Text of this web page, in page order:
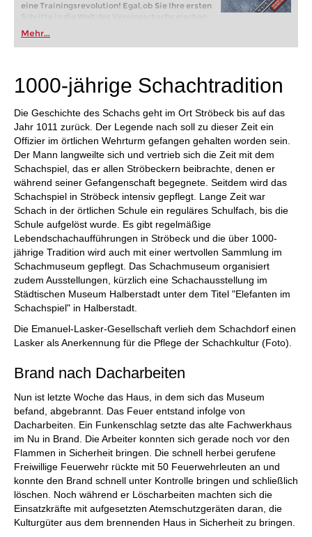
eine Trainingsrevolution! Egal, ob Sie Ihre ersten
Schritte in die Welt des Vereinsschachs machen
oder bereits auf Turnierniveau spielen: Mit
FRITZ trainieren Sie effizienter, intelligenter und
individueller als je zuvor.
Mehr...
1000-jährige Schachtradition
Die Geschichte des Schachs geht im Ort Ströbeck bis auf das
Jahr 1011 zurück. Der Legende nach soll zu dieser Zeit ein
Offizier im örtlichen Wehrturm gefangen gehalten worden sein.
Der Mann langweilte sich und vertrieb sich die Zeit mit dem
Schachspiel, das er allen Ströbeckern beibrachte, denen er
während seiner Gefangenschaft begegnete. Seitdem wird das
Schachspiel in Ströbeck intensiv gepflegt. Lange Zeit war
Schach in der örtlichen Schule ein reguläres Schulfach, bis die
Schule aufgelöst wurde. Es gibt regelmäßige
Lebendschachaufführungen in Ströbeck und die über 1000-
jährige Tradition wird auch mit einer wertvollen Sammlung im
Schachmuseum gepflegt. Das Schachmuseum organisiert
zudem Ausstellungen, kürzlich eine Schachausstellung im
Städtischen Museum Halberstadt unter dem Titel "Elefanten im
Schachspiel" in Halberstadt.
Die Emanuel-Lasker-Gesellschaft verlieh dem Schachdorf einen
Lasker als Anerkennung für die Pflege der Schachkultur (Foto).
Brand nach Dacharbeiten
Nun ist letzte Woche das Haus, in dem sich das Museum
befand, abgebrannt. Das Feuer entstand infolge von
Dacharbeiten. Ein Funkenschlag setzte das alte Fachwerkhaus
im Nu in Brand. Die Arbeiter konnten sich gerade noch vor den
Flammen in Sicherheit bringen. Die schnell herbei gerufene
Freiwillige Feuerwehr rückte mit 50 Feuerwehrleuten an und
konnte den Brand schnell unter Kontrolle bringen und schließlich
löschen. Noch während er Löscharbeiten machten sich die
Einsatzkräfte mit aufgesetzten Atemschutzgeräten daran, die
Kulturgüter aus dem brennenden Haus in Sicherheit zu bringen.